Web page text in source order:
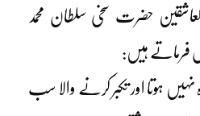
حضرت سخی سلطان محمد
فرماتے ہیں:
نہیں ہوتا اور تکبر کرنے والا سب